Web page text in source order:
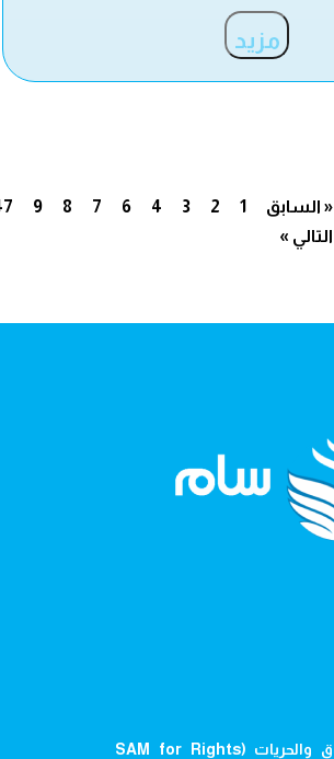
مزيد
« السابق 1
2
3
4
6
7
8
9
التالي »
منظمة سام للحقوق والحريات (SAM for Rights